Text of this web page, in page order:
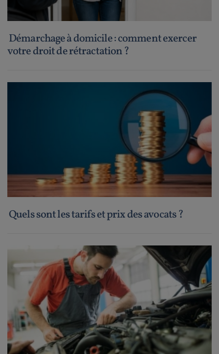
Démarchage à domicile : comment exercer
votre droit de rétractation ?
Quels sont les tarifs et prix des avocats ?